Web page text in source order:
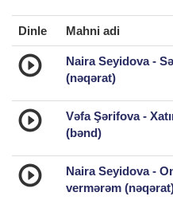
Dinle Mahni adi
Naira Seyidova -
(nəqərat)
Vəfa Şərifova -
(bənd)
Naira Seyidova -
vermərəm